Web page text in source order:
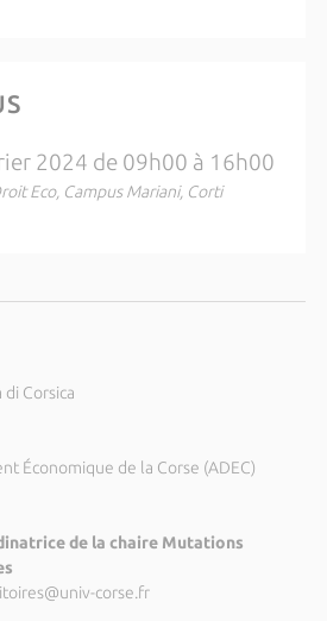
2024 de 09h00 à 16h00
Eco, Campus Mariani, Corti
Corsica
Économique de la Corse (ADEC)
de la chaire Mutations
corse.fr